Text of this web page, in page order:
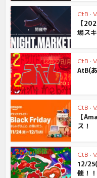
CtB •
【
場ス
CtB •
AtB(
CtB •
【
ス！
CtB •
12/
催！！